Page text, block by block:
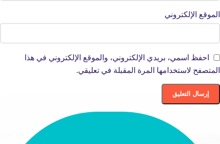
الموقع الإلكتروني
احفظ اسمي، بريدي الإلكتروني، والموقع الإلكتروني في هذا
المتصفح لاستخدامها المرة المقبلة في تعليقي.